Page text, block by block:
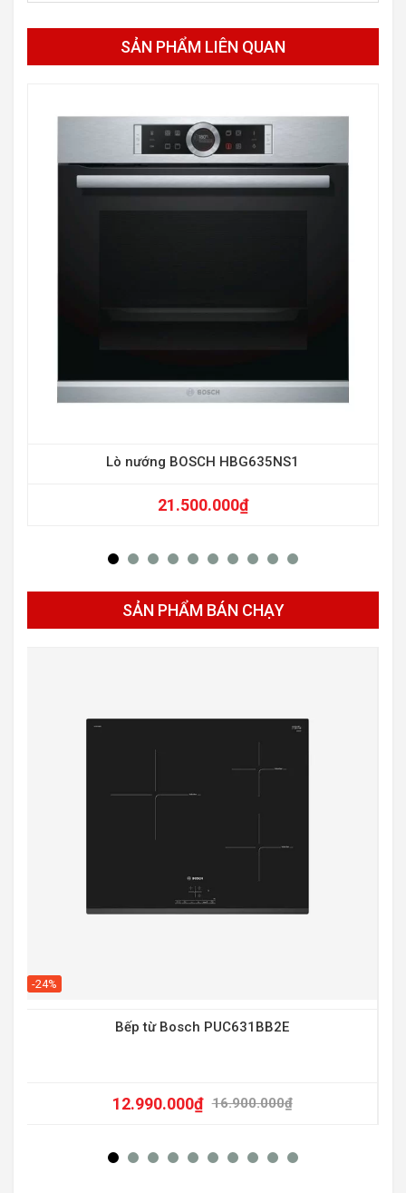
SẢN PHẨM LIÊN QUAN
Lò nướng BOSCH HBG635NS1
21.500.000₫
SẢN PHẨM BÁN CHẠY
-24%
Bếp từ Bosch PUC631BB2E
16.900.000₫
12.990.000₫